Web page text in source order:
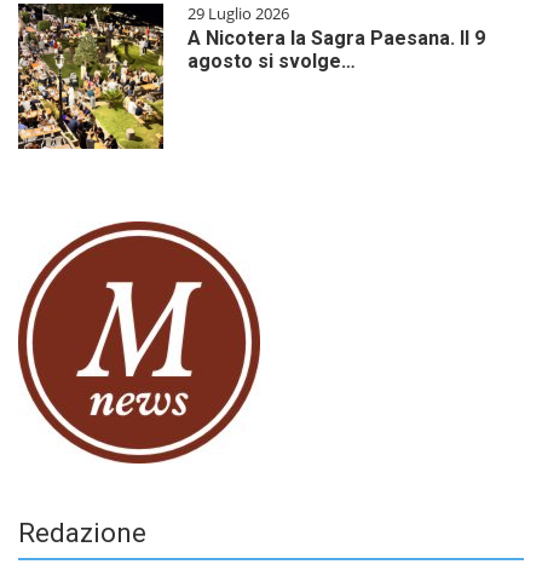
29 Luglio 2026
A Nicotera la Sagra Paesana. Il 9
agosto si svolge…
Redazione